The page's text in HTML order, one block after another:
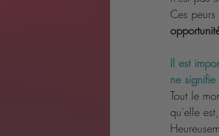
Ces
Il est
ne
Tout le
qu'elle